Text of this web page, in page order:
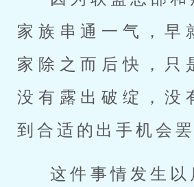
家族串通一气，早
家除之而后快，只
没有露出破绽，没
到合适的出手机会罢
这件事情发生以